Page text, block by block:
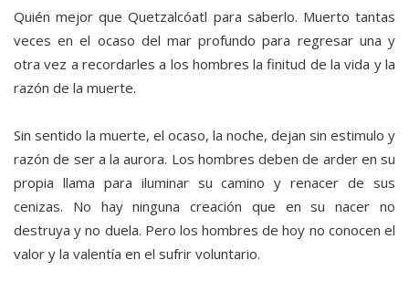
Quién mejor que Quetzalcóatl para saberlo. Muerto tantas
veces en el ocaso del mar profundo para regresar una y
otra vez a recordarles a los hombres la finitud de la vida y la
razón de la muerte.
Sin sentido la muerte, el ocaso, la noche, dejan sin estimulo y
razón de ser a la aurora. Los hombres deben de arder en su
propia llama para iluminar su camino y renacer de sus
cenizas. No hay ninguna creación que en su nacer no
destruya y no duela. Pero los hombres de hoy no conocen el
valor y la valentía en el sufrir voluntario.